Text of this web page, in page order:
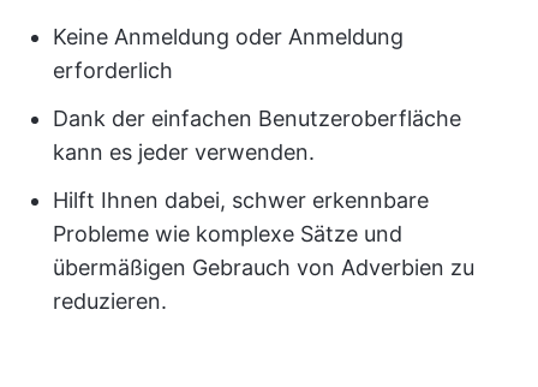
Keine Anmeldung oder Anmeldung
erforderlich
Dank der einfachen Benutzeroberfläche
kann es jeder verwenden.
Hilft Ihnen dabei, schwer erkennbare
Probleme wie komplexe Sätze und
übermäßigen Gebrauch von Adverbien zu
reduzieren.